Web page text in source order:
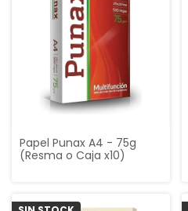
Papel Punax A4 - 75g
(Resma o Caja x10)